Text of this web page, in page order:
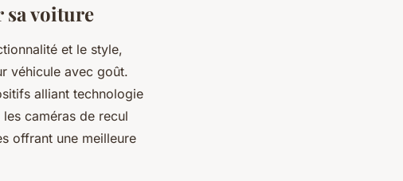
sa voiture
et le style,
véhicule avec goût.
alliant technologie
caméras de recul
offrant une meilleure